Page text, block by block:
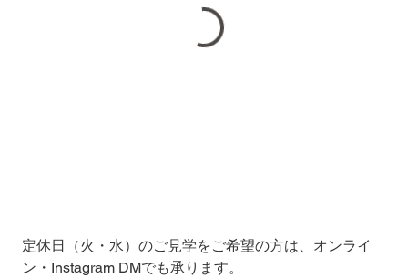
定休日（火・水）のご見学をご希望の方は、オンライ
ン・Instagram DMでも承ります。